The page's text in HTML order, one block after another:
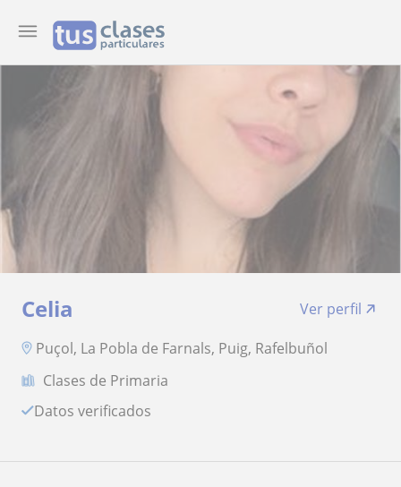
Celia
Ver perfil
Puçol, La Pobla de Farnals, Puig, Rafelbuñol
Clases de Primaria
Datos verificados